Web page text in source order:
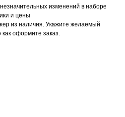
изменений в наборе
и цены
из наличия. Укажите желаемый
как оформите заказ.